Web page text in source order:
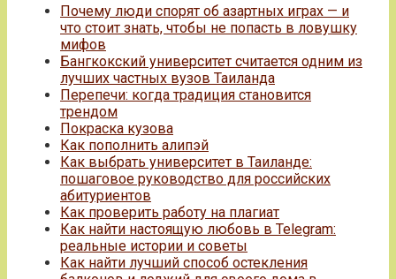
Почему люди спорят об азартных играх — и
что стоит знать, чтобы не попасть в ловушку
мифов
Бангкокский университет считается одним из
лучших частных вузов Таиланда
Перепечи: когда традиция становится
трендом
Покраска кузова
Как пополнить алипэй
Как выбрать университет в Таиланде:
пошаговое руководство для российских
абитуриентов
Как проверить работу на плагиат
Как найти настоящую любовь в Telegram:
реальные истории и советы
Как найти лучший способ остекления